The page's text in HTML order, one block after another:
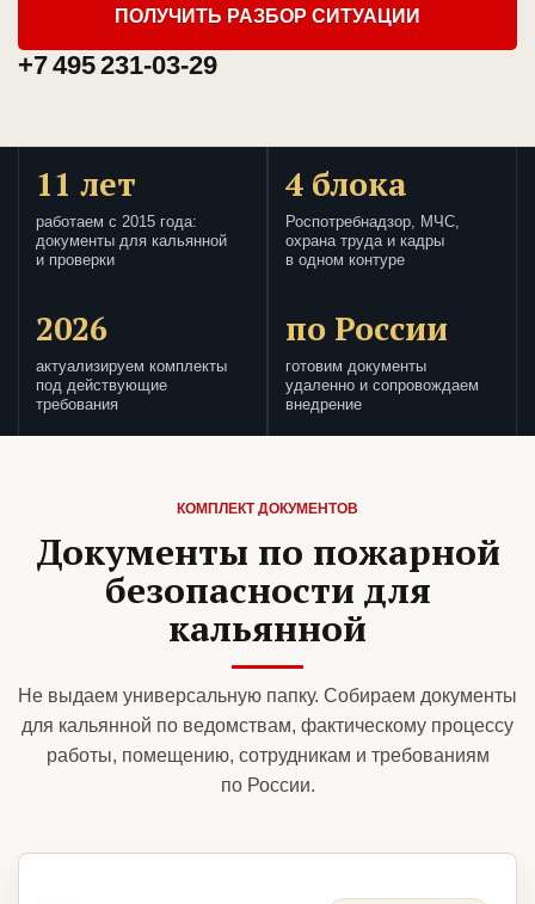
ПОЛУЧИТЬ РАЗБОР СИТУАЦИИ
+7 495 231-03-29
11 лет
работаем с 2015 года:
документы для кальянной
и проверки
4 блока
Роспотребнадзор, МЧС,
охрана труда и кадры
в одном контуре
2026
актуализируем комплекты
под действующие
требования
по России
готовим документы
удаленно и сопровождаем
внедрение
КОМПЛЕКТ ДОКУМЕНТОВ
Документы по пожарной
безопасности для
кальянной
Не выдаем универсальную папку. Собираем документы
для кальянной по ведомствам, фактическому процессу
работы, помещению, сотрудникам и требованиям
по России.